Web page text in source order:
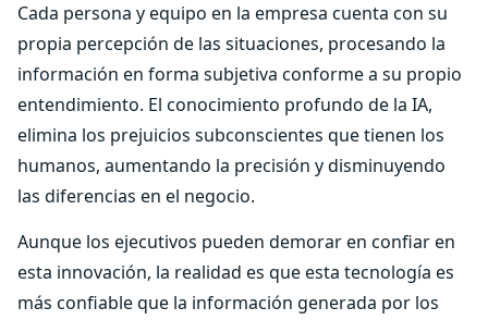
Cada persona y equipo en la empresa cuenta con su
propia percepción de las situaciones, procesando la
información en forma subjetiva conforme a su propio
entendimiento. El conocimiento profundo de la IA,
elimina los prejuicios subconscientes que tienen los
humanos, aumentando la precisión y disminuyendo
las diferencias en el negocio.
Aunque los ejecutivos pueden demorar en confiar en
esta innovación, la realidad es que esta tecnología es
más confiable que la información generada por los